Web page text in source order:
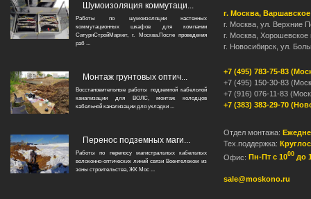
Шумоизоляция коммутаци...
Работы по шумоизоляции настенных
коммутационных шкафов для компании
СатурнСтройМаркет, г. Москва.После проведения
раб ...
Монтаж грунтовых оптич...
Восстановительные работы подземной кабельной
канализации для ВОЛС, монтаж колодцов
кабельной канализации для укладки ...
Перенос подземных маги...
Работы по переносу магистральных кабельных
волоконно-оптических линий связи Воентелеком из
зоны строительства, ЖК Мос ...
г. Москва,
г. Москва, ул. Верхние
г. Москва,
г. Новосибирск, ул.
+7 (495) 783-75-83
+7 (495) 150-30-83
+7 (916) 076-11-83
+7 (383) 383-29-70
Отдел монтажа:
Тех.поддержка:
Офис: Пн-Пт с 1000до
sale@moskono.ru